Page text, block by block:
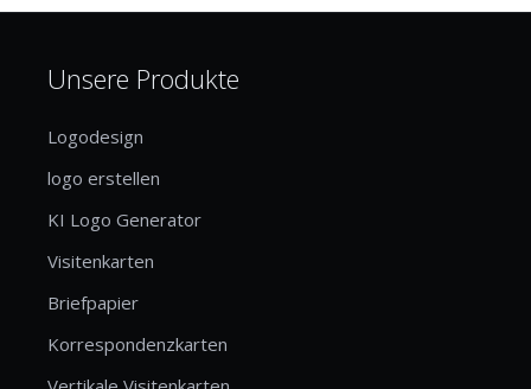
Unsere Produkte
Logodesign
logo erstellen
KI Logo Generator
Visitenkarten
Briefpapier
Korrespondenzkarten